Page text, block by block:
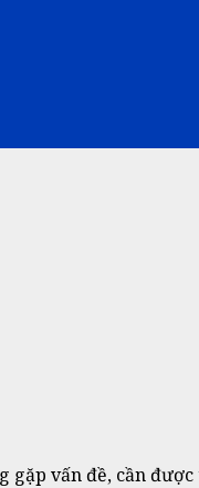
gặp vấn đề, cần